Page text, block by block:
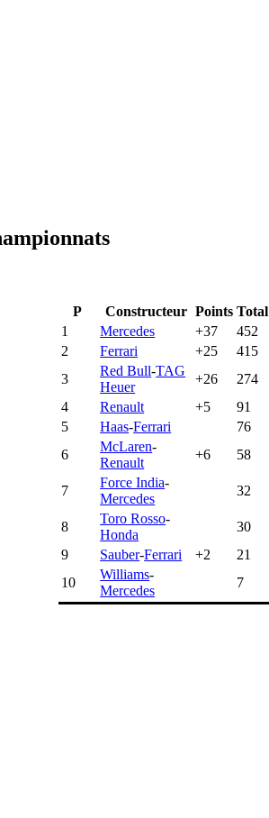
P Constructeur Points Total
1
Mercedes +37
452
2
Ferrari +25
415
3
Red Bull-TAG
Heuer
+26
274
4
Renault +5
91
5
Haas-Ferrari
76
6
McLaren-
Renault
+6 58
7
Force India-
Mercedes
32
8
Toro Rosso-
Honda
30
9
Sauber-Ferrari +2
21
10
Williams-
Mercedes
7